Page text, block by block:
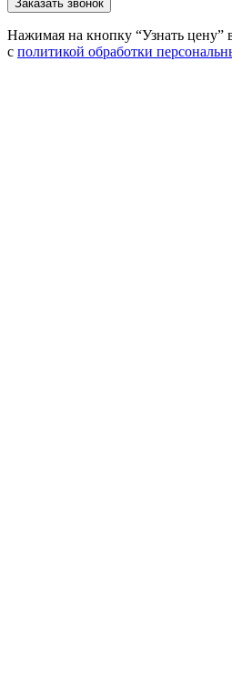
Нажимая на кнопку “Узнать цену”
с политикой обработки